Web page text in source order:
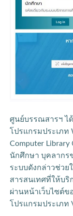
ศูนย์บรรณสารฯ ไ
โปรแกรมประเภท
Computer Library
นักศึกษา บุคลากร
ระบบดังกล่าวช่วย
สารสนเทศที่ให้บริ
ผ่านหน้าเว็บไซต์ข
โปรแกรมประเภท